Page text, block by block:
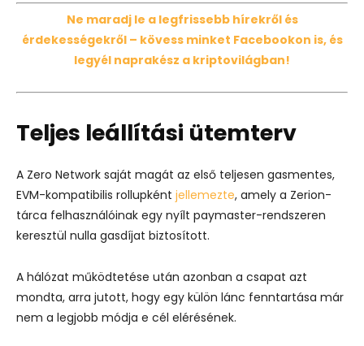
Ne maradj le a legfrissebb hírekről és
érdekességekről – kövess minket Facebookon is, és
legyél naprakész a kriptovilágban!
Teljes leállítási ütemterv
A Zero Network saját magát az első teljesen gasmentes,
EVM-kompatibilis rollupként jellemezte, amely a Zerion-
tárca felhasználóinak egy nyílt paymaster-rendszeren
keresztül nulla gasdíjat biztosított.
A hálózat működtetése után azonban a csapat azt
mondta, arra jutott, hogy egy külön lánc fenntartása már
nem a legjobb módja e cél elérésének.